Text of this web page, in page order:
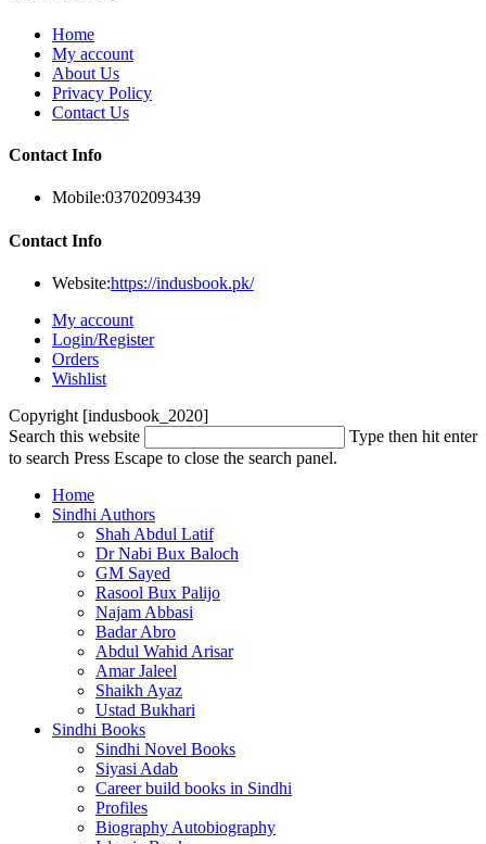
Home
My account
About Us
Privacy Policy
Contact Us
Contact Info
Mobile:03702093439
Contact Info
Website:https://indusbook.pk/
My account
Login/Register
Orders
Wishlist
Copyright [indusbook_2020]
Search this website
Type then hit enter
to search Press Escape to close the search panel.
Home
Sindhi Authors
Shah Abdul Latif
Dr Nabi Bux Baloch
GM Sayed
Rasool Bux Palijo
Najam Abbasi
Badar Abro
Abdul Wahid Arisar
Amar Jaleel
Shaikh Ayaz
Ustad Bukhari
Sindhi Books
Sindhi Novel Books
Siyasi Adab
Career build books in Sindhi
Profiles
Biography Autobiography